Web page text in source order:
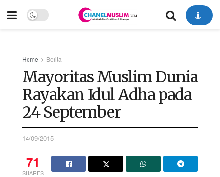
Home Berita
Mayoritas Muslim Dunia
Rayakan Idul Adha pada
24 September
14/09/2015
71
SHARES